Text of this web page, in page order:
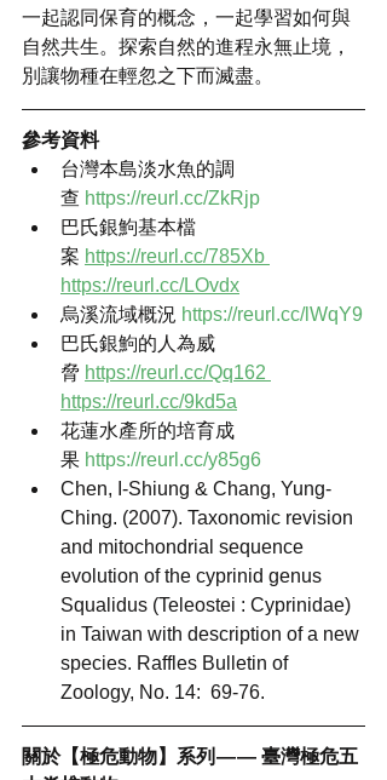
一起認同保育的概念，一起學習如何與
自然共生。探索自然的進程永無止境，
別讓物種在輕忽之下而滅盡。
參考資料
台灣本島淡水魚的調
查 https://reurl.cc/ZkRjp
巴氏銀鮈基本檔
案 https://reurl.cc/785Xb
https://reurl.cc/LOvdx
烏溪流域概況 https://reurl.cc/lWqY9
巴氏銀鮈的人為威
脅 https://reurl.cc/Qq162
https://reurl.cc/9kd5a
花蓮水產所的培育成
果 https://reurl.cc/y85g6
Chen, I-Shiung & Chang, Yung-
Ching. (2007). Taxonomic revision
and mitochondrial sequence
evolution of the cyprinid genus
Squalidus (Teleostei : Cyprinidae)
in Taiwan with description of a new
species. Raffles Bulletin of
Zoology, No. 14:  69-76.
關於【極危動物】系列 — — 臺灣極危五